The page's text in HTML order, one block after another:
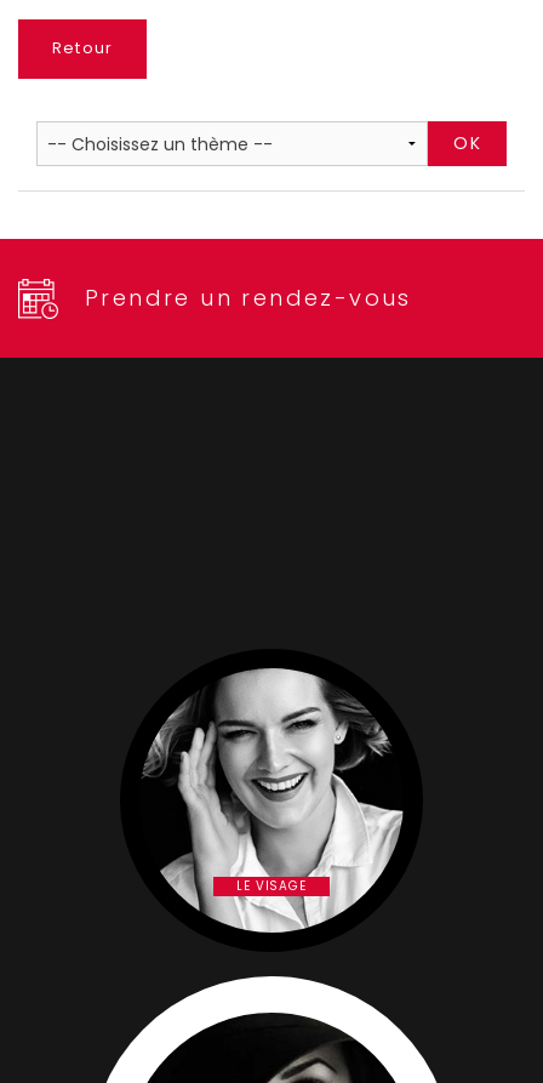
Retour
Prendre un rendez-vous
LE VISAGE